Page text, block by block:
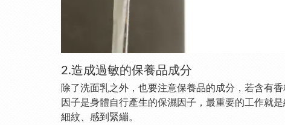
2.造成過敏的保養品成分
除了洗面乳之外，也要注意保養品的成分，若含有
因子是身體自行產生的保濕因子，最重要的工作就
細紋、感到緊繃。